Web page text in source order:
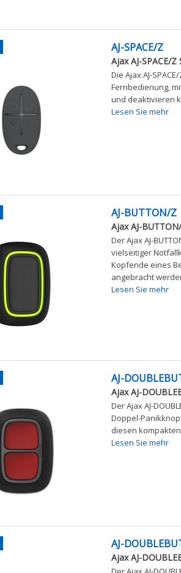
AJ-SPACE/Z
Ajax AJ-SPACE/
Die Ajax AJ-
Fernbedienung,
und deaktivieren
Lesen Sie mehr
AJ-BUTTON/Z
Ajax AJ-
Der Ajax AJ-
vielseitiger
Kopfende eines
angebracht
Lesen Sie mehr
AJ-
Ajax AJ-
Der Ajax AJ-
Doppel-
diesen
Lesen Sie mehr
AJ-
Ajax AJ-